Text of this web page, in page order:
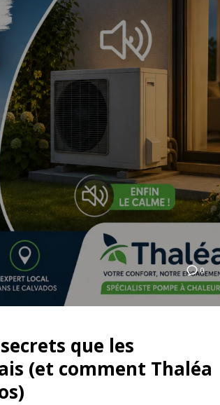
0
que les
(et comment Thaléa